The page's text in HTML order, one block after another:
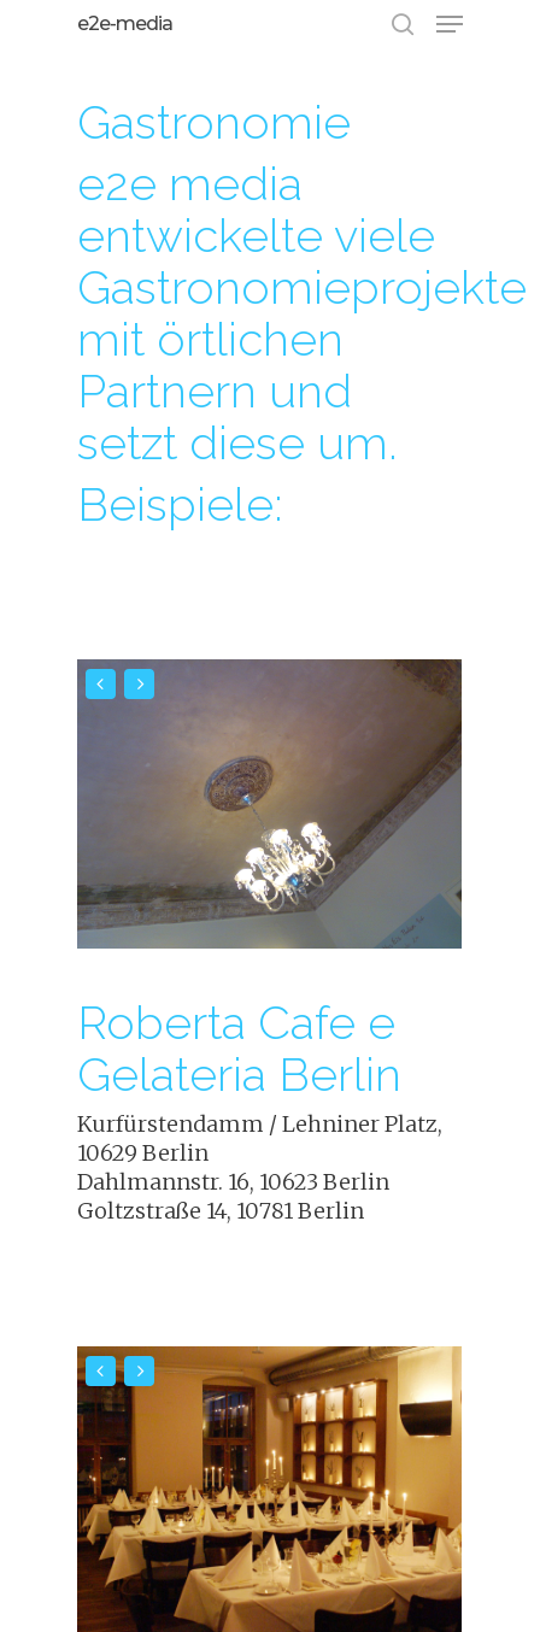
Hit enter to search or ESC to close
e2e-media
Gastronomie
e2e media
entwickelte viele
Gastronomieprojekte
mit örtlichen
Partnern und
setzt diese um.
Beispiele:
Roberta Cafe e
Gelateria Berlin
Kurfürstendamm / Lehniner Platz,
10629 Berlin
Dahlmannstr. 16, 10623 Berlin
Goltzstraße 14, 10781 Berlin
START
VIDEO
TV
FILM
KONTAKT